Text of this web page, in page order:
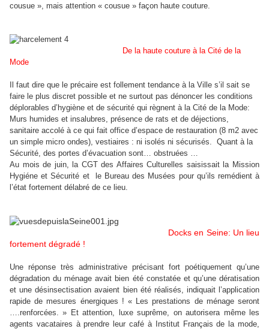
cousue », mais attention « cousue » façon haute couture.
De la haute couture à la Cité de la
Mode
Il faut dire que le précaire est follement tendance à la Ville s’il sait se
faire le plus discret possible et ne surtout pas dénoncer les conditions
déplorables d’hygiène et de sécurité qui règnent à la Cité de la Mode:
Murs humides et insalubres, présence de rats et de déjections,
sanitaire accolé à ce qui fait office d’espace de restauration (8 m2 avec
un simple micro ondes), vestiaires : ni isolés ni sécurisés.
Quant à la
Sécurité, des portes d’évacuation sont… obstruées …
Au mois de juin, la CGT des Affaires Culturelles saisissait la Mission
Hygiéne et Sécurité et
le Bureau des Musées pour qu’ils remédient à
l’état fortement délabré de ce lieu.
Docks en Seine: Un lieu
fortement dégradé !
Une réponse très administrative précisant fort poétiquement qu’une
dégradation du ménage avait bien été constatée et qu’une dératisation
et une désinsectisation avaient bien été réalisés, indiquait l’application
rapide de mesures énergiques ! « Les prestations de ménage seront
….renforcées. » Et attention, luxe suprême, on autorisera même les
agents vacataires à prendre leur café à Institut Français de la mode,